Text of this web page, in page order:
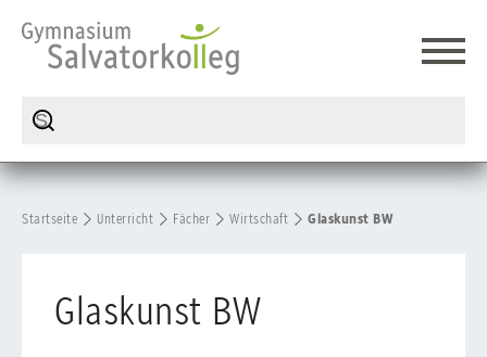
Startseite Unterricht Fächer Wirtschaft Glaskunst BW
Glaskunst BW